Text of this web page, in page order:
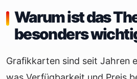
Warum ist das
besonders
Grafikkarten sind seit Jahren